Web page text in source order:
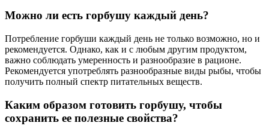
Можно ли есть горбушу каждый день?
Потребление горбуши каждый день не только возможно, но и
рекомендуется. Однако, как и с любым другим продуктом,
важно соблюдать умеренность и разнообразие в рационе.
Рекомендуется употреблять разнообразные виды рыбы, чтобы
получить полный спектр питательных веществ.
Каким образом готовить горбушу, чтобы
сохранить ее полезные свойства?